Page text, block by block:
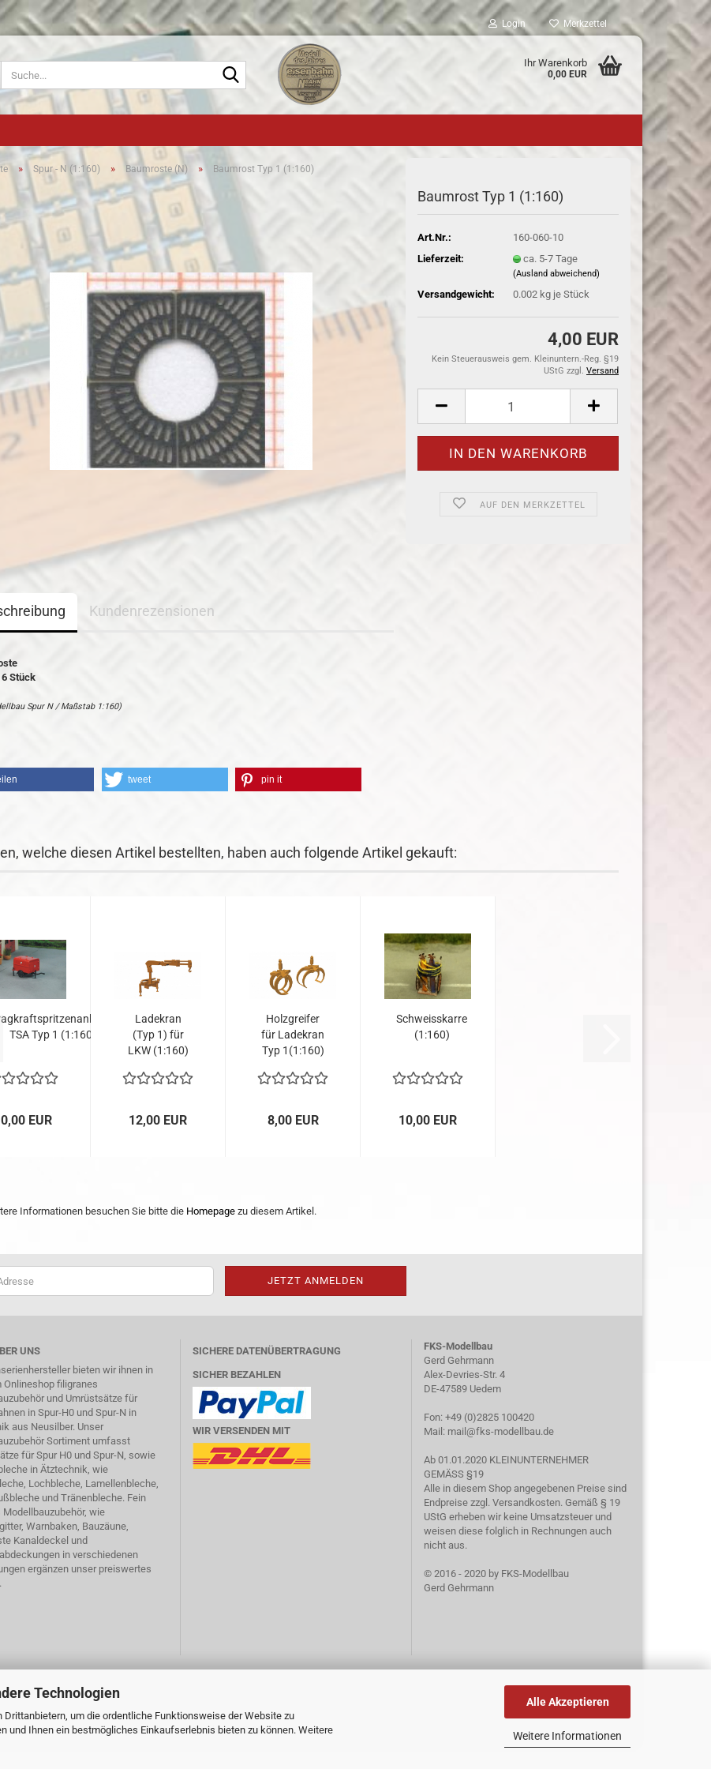
Technologien
um die ordentliche Funktionsweise der Website zu
und Ihnen ein bestmögliches Einkaufserlebnis bieten zu können. Weitere
Alle Akzeptieren
Weitere Informationen
Login Merkzettel
Suche... Ihr Warenkorb
0,00 EUR
» Spur - N (1:160) » Baumroste (N) » Baumrost Typ 1 (1:160)
Baumrost Typ 1 (1:160)
Art.Nr.:
160-060-10
Lieferzeit:
ca. 5-7 Tage
(Ausland abweichend)
Versandgewicht: 0.002 kg je Stück
4,00 EUR
Kein Steuerausweis gem. Kleinuntern.-Reg. §19
UStG zzgl. Versand
AUF DEN MERKZETTEL
Kundenrezensionen
Stück
Spur N / Maßstab 1:160)
tweet pin it
welche diesen Artikel bestellten, haben auch folgende Artikel gekauft:
TSA Typ 1 (1:160)...
EUR
Ladekran
(Typ 1) für
LKW (1:160)
12,00 EUR
Holzgreifer
für Ladekran
Typ 1(1:160)
8,00 EUR
Schweisskarre
(1:160)
10,00 EUR
Informationen besuchen Sie bitte die Homepage zu diesem Artikel.
UNS
bieten wir ihnen in
Onlineshop filigranes
und Umrüstsätze für
in Spur-H0 und Spur-N in
aus Neusilber. Unser
Sortiment umfasst
für Spur H0 und Spur-N, sowie
in Ätztechnik, wie
Lochbleche, Lamellenbleche,
und Tränenbleche. Fein
wie
Warnbaken, Bauzäune,
Kanaldeckel und
in verschiedenen
ergänzen unser preiswertes
SICHERE DATENÜBERTRAGUNG
SICHER BEZAHLEN
WIR VERSENDEN MIT
FKS-Modellbau
Gerd Gehrmann
Alex-Devries-Str. 4
DE-47589 Uedem
Fon: +49 (0)2825 100420
Mail: mail@fks-modellbau.de
Ab 01.01.2020 KLEINUNTERNEHMER
GEMÄSS §19
Alle in diesem Shop angegebenen Preise sind
Endpreise zzgl. Versandkosten. Gemäß § 19
UStG erheben wir keine Umsatzsteuer und
weisen diese folglich in Rechnungen auch
nicht aus.
© 2016 - 2020 by FKS-Modellbau
Gerd Gehrmann
Webshop erstellenmit Gambio.de © 2026